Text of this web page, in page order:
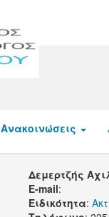
Ανακοινώσεις
Δεμερτζής
E-mail:
Ειδικότητα: